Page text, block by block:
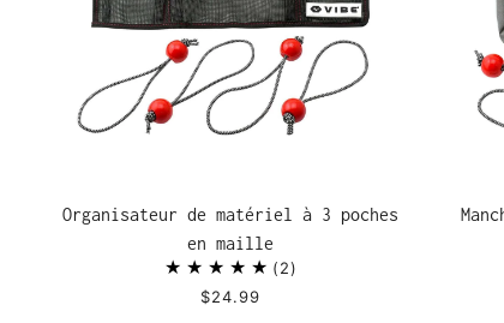
Organisateur de matériel à 3 poches
en maille
2
$24.99